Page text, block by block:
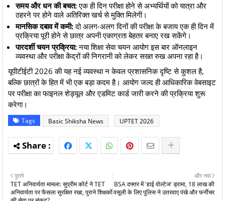
समय और धन की बचत:एक ही दिन परीक्षा होने से अभ्यर्थियों को यात्रा और
ठहरने पर होने वाले अतिरिक्त खर्च से मुक्ति मिलेगी।
मानसिक दबाव में कमी:दो अलग-अलग दिनों की परीक्षा के बजाय एक ही दिन में
प्रक्रिया पूरी होने से छात्र अपनी एकाग्रता बेहतर बनाए रख सकेंगे।
पारदर्शी चयन प्रक्रिया:नया शिक्षा सेवा चयन आयोग इस बार ऑनलाइन
व्यवस्था और परीक्षा केंद्रों की निगरानी को लेकर सख्त रुख अपना रहा है।
यूपीटीईटी 2026 की यह नई व्यवस्था न केवल प्रशासनिक दृष्टि से कुशल है,
बल्कि छात्रों के हित में भी एक बड़ा कदम है। आयोग जल्द ही आधिकारिक वेबसाइट
पर परीक्षा का फाइनल शेड्यूल और एडमिट कार्ड जारी करने की प्रक्रिया शुरू
करेगा।
Tags Basic Shiksha News UPTET 2026
और नया
BSA दफ्तर में 'हाई वोल्टेज' ड्रामा, 18 लाख की
वसूली के लिए पुलिस ने उतरवाए पंखे और फर्नीचर
पुराने
TET अनिवार्यता मामला: सुप्रीम कोर्ट ने TET
अनिवार्यता पर फैसला सुरक्षित रखा, पुराने शिक्षकों